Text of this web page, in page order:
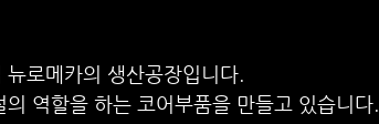
로메카의 생산공장입니다.
역할을 하는 코어부품을 만들고 있습니다.